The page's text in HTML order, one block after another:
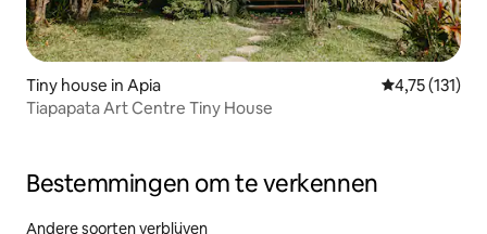
Tiny house in Apia Gemiddelde
4,75 (131)
Tiapapata Art Centre Tiny House
Bestemmingen om te verkennen
Andere soorten verblijven